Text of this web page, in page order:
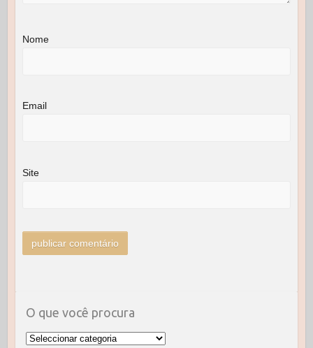
Nome
Email
Site
O que você procura
O